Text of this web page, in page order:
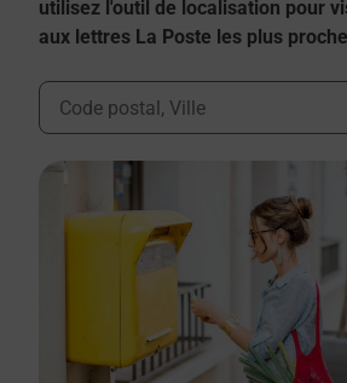
utilisez l'outil de localisation pour
aux lettres La Poste les plus
Ville, Département, Code Postal